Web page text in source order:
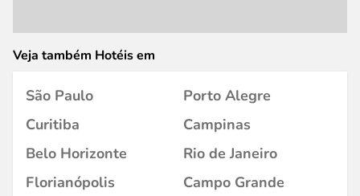
Veja também Hotéis em
São Paulo
Porto Alegre
Curitiba
Campinas
Belo Horizonte
Rio de Janeiro
Florianópolis
Campo Grande